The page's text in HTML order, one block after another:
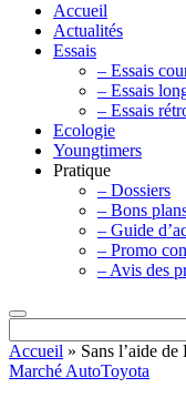
Accueil
Actualités
Essais
– Essais
– Essais
– Essais
Ecologie
Youngtimers
Pratique
– Dossiers
– Bons
– Guide
– Promo
– Avis des
Accueil » Sans l’aide
Marché AutoToyota